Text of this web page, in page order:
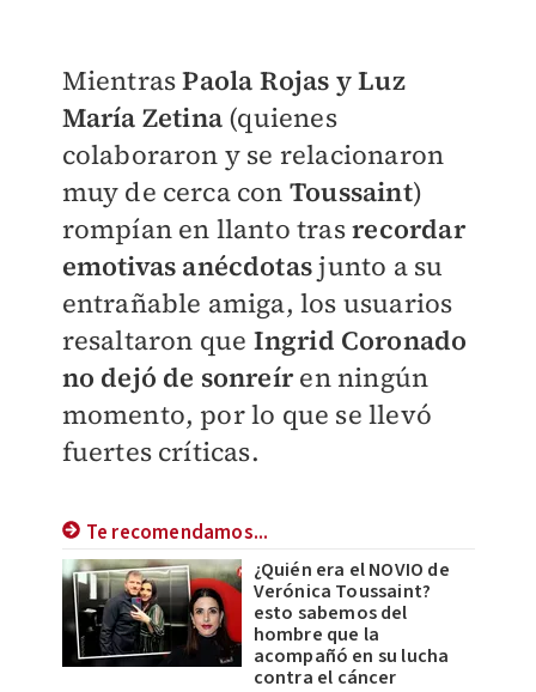
MientrasPaola Rojas y Luz
María Zetina(quienes
colaboraron y se relacionaron
muy de cerca con Toussaint)
rompían en llanto trasrecordar
emotivas anécdotasjunto a su
entrañable amiga, los usuarios
resaltaron que Ingrid Coronado
no dejó de sonreíren ningún
momento, por lo que se llevó
fuertes críticas.
Te recomendamos...
¿Quién era el NOVIO de
Verónica Toussaint?
esto sabemos del
hombre que la
acompañó en su lucha
contra el cáncer